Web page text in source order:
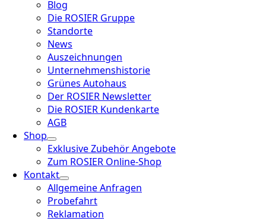
Blog
Die ROSIER Gruppe
Standorte
News
Auszeichnungen
Unternehmenshistorie
Grünes Autohaus
Der ROSIER Newsletter
Die ROSIER Kundenkarte
AGB
Shop
Exklusive Zubehör Angebote
Zum ROSIER Online-Shop
Kontakt
Allgemeine Anfragen
Probefahrt
Reklamation